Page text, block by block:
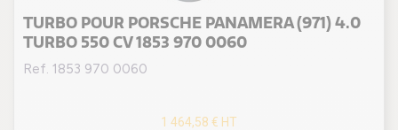
TURBO POUR PORSCHE PANAMERA (971) 4.0
TURBO 550 CV 1853 970 0060
Ref. 1853 970 0060
1 464,58 € HT